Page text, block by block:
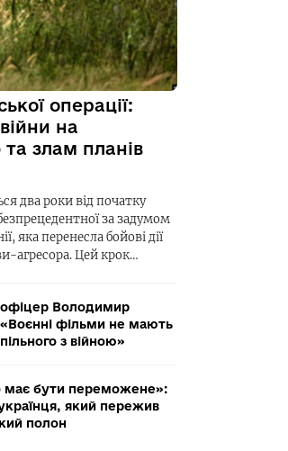
операції:
на
злам планів
два роки від початку
за задумом
яка перенесла бойові дії
агресора. Цей крок…
офіцер Володимир
фільми не мають
з війною»
має бути переможене»:
українця, який пережив
полон